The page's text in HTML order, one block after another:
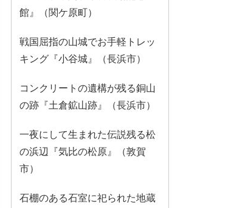
館』（関ケ原町）
戦国屈指の山城でお手軽トレッ
キング『小谷城』（長浜市）
コンクリートの遺構が残る銅山
の跡『土倉鉱山跡』（長浜市）
一夜にして生まれた伝説残る松
の浜辺『気比の松原』（敦賀
市）
石棚のある石室に祀られた地蔵